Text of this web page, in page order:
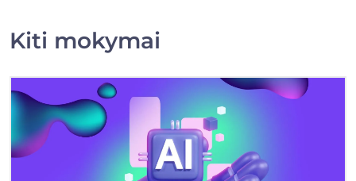
Kiti mokymai